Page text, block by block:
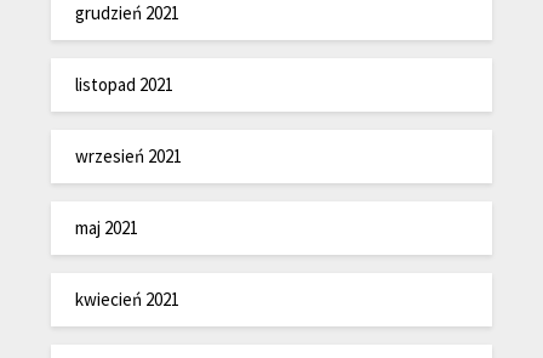
grudzień 2021
listopad 2021
wrzesień 2021
maj 2021
kwiecień 2021